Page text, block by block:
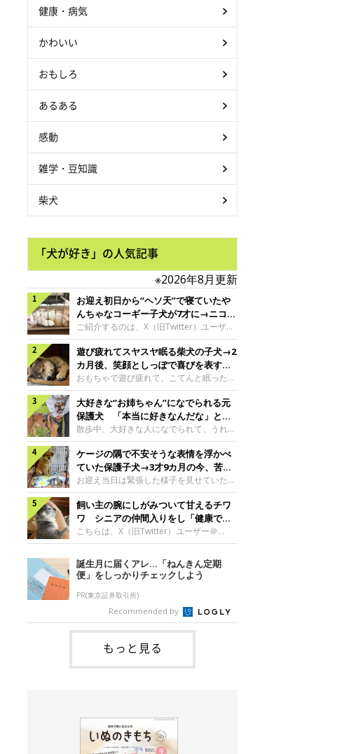
健康・病気
かわいい
おもしろ
あるある
感動
雑学・豆知識
柴犬
「犬が好き」の人気記事
※2026年8月更新
お迎え初日から“ヘソ天”で寝ていたや
んちゃなコーギー子犬が7才に→ニコニ
コ“コーギースマイル”が魅力のコに成
長！
ご紹介するのは、X（旧Twitter）ユーザー
＠Kus1oKg2vsgdWS2さんの愛犬でウェル
シュ・コーギー・ペンブロークの神楽ちゃ
ん。今年の8月で7才になるという神楽ちゃ
んですが、いったいどんな子犬時代を過ご
したのでしょうか。今回は、神楽ちゃんの
成長を飼い主さんと振り返ります！神楽ち
ゃんの成長について聞いた！お迎えから数
日後の神楽ちゃん（撮影時生後2カ月）＠
Kus1oKg2vsgdWS2――お迎え当初の神楽
ちゃんの様子について教えてください。飼
い主さん： 「お迎え当日から“ヘソ天”で寝
るようなコでし
遊び疲れてスヤスヤ眠る柴犬の子犬→2
カ月後、笑顔としっぽで喜びを表すコ
に成長！
おもちゃで遊び疲れて、こてんと眠った子
犬。あれから2カ月、表情や行動にさまざ
まな変化が見られるようになりました。遊
び疲れて眠る生後2カ月のなっちゃん遊び
疲れた様子のなっちゃん。@Pkndg_紹介
するのは、X（旧Twitter）ユーザー
@Pkndg_さんの愛犬・なっちゃん（取材
時、生後4カ月／柴犬）。こちらの写真
は、なっちゃんが生後2カ月のころに撮影
された一枚です。この日、なっちゃんは家
族と一緒におもちゃで遊んでいました。た
くさん遊んで疲れたのか、その後は眠り始
めたそうです。眠るなっちゃん。
@Pkndg_
大好きな“お姉ちゃん”になでられる元
保護犬 「本当に好きなんだな」と感
じる表情にほっこり
散歩中、大好きな人になでられて、うれし
そうな表情を見せる元保護犬。甘えるよう
な姿に、見ているこちらまでほっこりしま
す。大好きな“お姉ちゃん”に甘える小次郎
くん妹さんになでてもらい、うれしそうな
表情を見せる小次郎くん（2026年6月撮
影）。@mika_Jimmy紹介するのは、X（旧
Twitter）ユーザー@mika_Jimmyさんの愛
犬・小次郎くん（撮影時5才）。こちら
は、飼い主さんの妹さんと一緒に散歩をし
日、飼い主さんは実家から自宅へ帰る途
中、妹さんと公園で待ち合わせ
ケージの隅で不安そうな表情を浮かべ
ていた保護子犬→3才9カ月の今、苦手
を克服し頼もしいコに成長！
お迎え当日は緊張した様子を見せていた元
野犬の保護子犬。あれから約3年半、苦手
だったことを一つひとつ克服し、家族に寄
り添う姿を見せています。お迎え当日、ケ
ージの隅で不安そうにお迎え当日のシルビ
アちゃん。@nemonemotos今回紹介する
のは、X（旧Twitter）ユーザー
@nemonemotosさんの愛犬・シルビアち
ゃん（撮影当時、生後推定2カ月）。飼い
主さんが「#最初に撮った一枚」として投
稿した写真には、ケージの隅で不安そうな
表情を浮かべるシルビアちゃんの姿が写っ
ていました。こちらは、保護犬だったシル
飼い主の腕にしがみついて甘えるチワ
ワ シニアの仲間入りをし「健康で穏
やかな暮らしが続いてほしい」と願う
こちらは、X（旧Twitter）ユーザー＠
kotubusuke617さんが投稿した写真。写
っているのは、愛犬でチワワのつぶしゃん
（本名：こつぶちゃん）です。飼い主さん
の腕にしがみつくつぶしゃん（撮影時6
才）＠kotubusuke617撮影当時の状況に
ついて伺うと、飼い主さんはこう教えてく
れました。飼い主さん： 「ある休日のこ
とです。私がソファに座った途端にひざの
上にのってきたので、そのままなでながら
テレビを見ていたのですが、微動だにしな
いので気になって見てみると、腕にしがみ
誕生月に届くアレ…「ねんきん定期
便」をしっかりチェックしよう
PR(東京証券取引所)
Recommended by
もっと見る